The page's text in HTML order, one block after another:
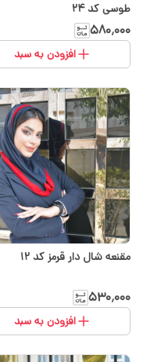
طوسی کد 24
۵۸۰٬۰۰۰
افزودن به سبد
مقنعه شال دار قرمز کد 12
۵۳۰٬۰۰۰
افزودن به سبد